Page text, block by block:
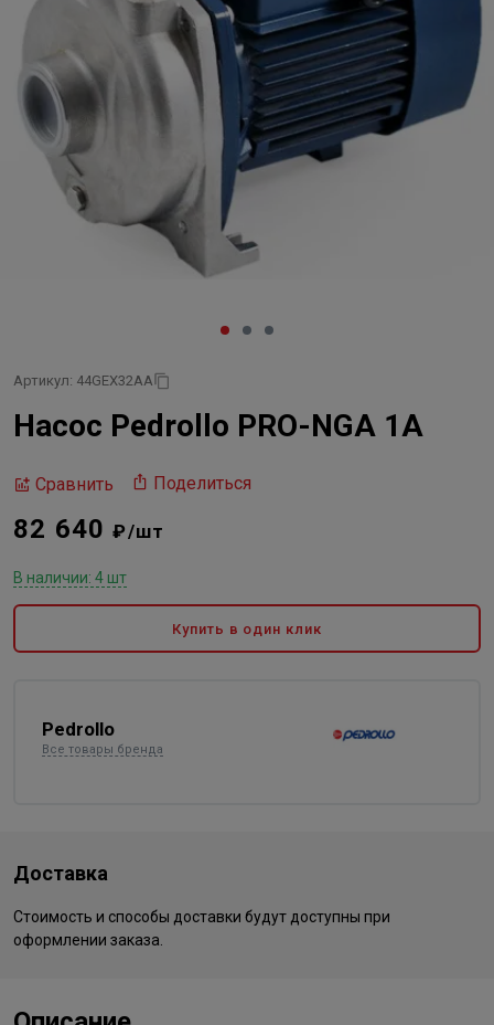
Артикул: 44GEX32AA
Насос Pedrollo PRO-NGA 1A
Сравнить Поделиться
82 640₽/шт
В наличии: 4 шт
Купить в один клик
Pedrollo
Все товары бренда
Доставка
Стоимость и способы доставки будут доступны при
оформлении заказа.